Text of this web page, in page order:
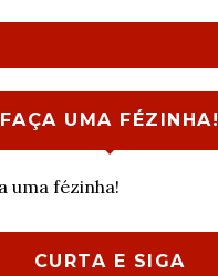
FAÇA UMA FÉZINHA!
CURTA E SIGA